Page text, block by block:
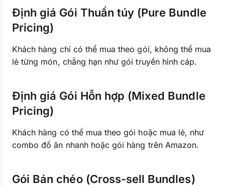
Định giá Gói Thuần túy (Pure Bundle
Pricing)
Khách hàng chỉ có thể mua theo gói, không thể mua
lẻ từng món, chẳng hạn như gói truyền hình cáp.
Định giá Gói Hỗn hợp (Mixed Bundle
Pricing)
Khách hàng có thể mua theo gói hoặc mua lẻ, như
combo đồ ăn nhanh hoặc gói hàng trên Amazon.
Gói Bán chéo (Cross-sell Bundles)